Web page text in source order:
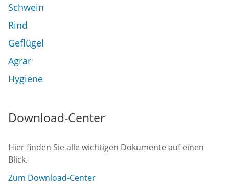
Schwein
Rind
Geflügel
Agrar
Hygiene
Download-Center
Hier finden Sie alle wichtigen Dokumente auf einen
Blick.
Zum Download-Center